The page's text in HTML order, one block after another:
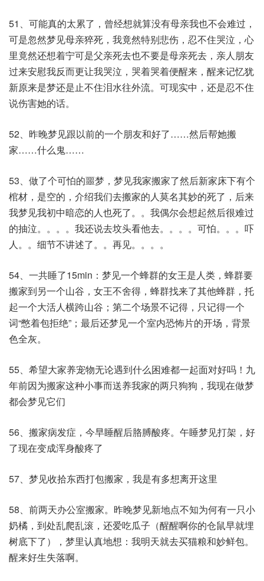
51、可能真的太累了，曾经想就算没有母亲我也不会难过，
可是忽然梦见母亲猝死，我竟然特别悲伤，忍不住哭泣，心
里竟然还想着宁可是父亲死去也不要是母亲死去，亲人朋友
过来安慰我反而更让我哭泣，哭着哭着便醒来，醒来记忆犹
新原来是梦还是止不住泪水往外流。可现实中，还是忍不住
说伤害她的话。​
52、昨晚梦见跟以前的一个朋友和好了……然后帮她搬
家……什么鬼……
53、做了个可怕的噩梦，梦见我家搬家了然后新家床下有个
棺材，是空的，介绍我们去搬家的人莫名其妙的死了，后来
我梦见我初中暗恋的人也死了。。我偶尔会想起然后很难过
的抽泣。。。。我还说去坟头看他去。。。。可怕。。。吓
人。。细节不讲述了。。再见。。。。
54、一共睡了15min：梦见一个蜂群的女王是人类，蜂群要
搬家到另一个山谷，女王不舍得，蜂群找来了其他蜂群，托
起一个大活人横跨山谷；第二个场景不记得，只记得一个
词“憋着包拒绝”；最后还梦见一个室内恐怖片的开场，背景
色全灰。​
55、希望大家养宠物无论遇到什么困难都一起面对好吗！九
年前因为搬家这种小事而送养我家的两只狗狗，我现在做梦
都会梦见它们
56、搬家病发症，今早睡醒后胳膊酸疼。午睡梦见打架，好
了现在变成浑身酸疼了
57、梦见收拾东西打包搬家，我是有多想离开这里​
58、前两天办公室搬家。昨晚梦见新地点不知为何有一只小
奶橘，到处乱爬乱滚，还爱吃瓜子（醒醒啊你的仓鼠早就埋
树底下了），梦里认真地想：我明天就去买猫粮和妙鲜包。
醒来好生失落啊。​